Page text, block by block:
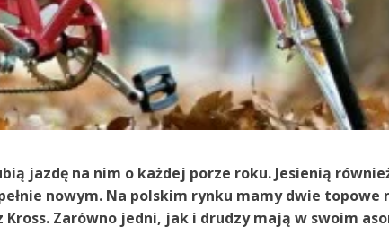
jazdę na nim o każdej porze roku. Jesienią
nowym. Na polskim rynku mamy dwie
Zarówno jedni, jak i drudzy mają w swoim